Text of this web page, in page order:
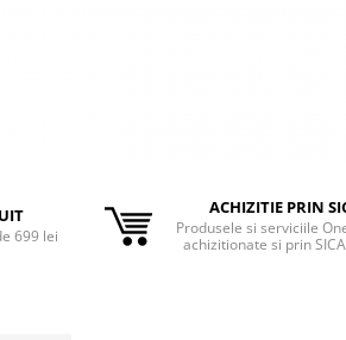
699 lei
ACHIZITIE PRIN
Produsele si serviciile
achizitionate si prin